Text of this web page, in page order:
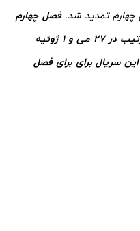
فصل چهارم
به دو بخش تقسیم می‌شود که به ترتیب در 27 می و 1 ژوئیه
2022 منتشر می‌شود. در فوریه 2022 این سریال برای برای فصل